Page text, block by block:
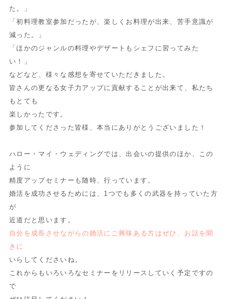
た。」
「初料理教室参加だったが、楽しくお料理が出来、苦手意識が
減った。」
「ほかのジャンルの料理やデザートもシェフに習ってみた
い！」
などなど、様々な感想を寄せていただきました。
皆さんの更なる女子力アップに貢献することが出来て、私たち
もとても
楽しかったです。
参加してくださった皆様、本当にありがとうございました！
ハロー・マイ・ウェディングでは、出会いの提供のほか、この
ように
精度アップセミナーも随時、行っています。
婚活を成功させるためには、1つでも多くの武器を持っていた方
が
近道だと思います。
自分を成長させながらの婚活にご興味ある方はぜひ、お話を聞
きに
いらしてくださいね。
これからもいろいろなセミナーをリリースしていく予定ですの
で